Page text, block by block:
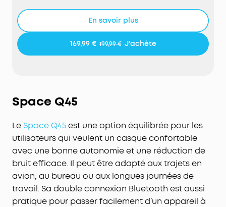
Amélioré, le casque Space One Pro à
annule en temps réel une plus large gamme de
trois diaphragmes composites pour un équilibre
audio parfait et d'un mode LDAC pour l'audio
sans distorsion, avec moins de 3% de distorsion
harmonique totale.
60 heures de lecture non-stop avec une charge
ultra-rapide :Profitez d'un son qui dure des jours,
avec une charge ultra-rapide pour 8 heures de
lecture en seulement 5 minutes. Le Space One Pro
bénéficie d'une impressionnante autonomie de 40
En savoir plus
169,99 € 199,99 € J'achète
Space Q45
Le Space Q45est une option équilibrée pour les
utilisateurs qui veulent un casque confortable
avec une bonne autonomie et une réduction de
bruit efficace. Il peut être adapté aux trajets en
avion, au bureau ou aux longues journées de
travail. Sa double connexion Bluetooth est aussi
pratique pour passer facilement d’un appareil à